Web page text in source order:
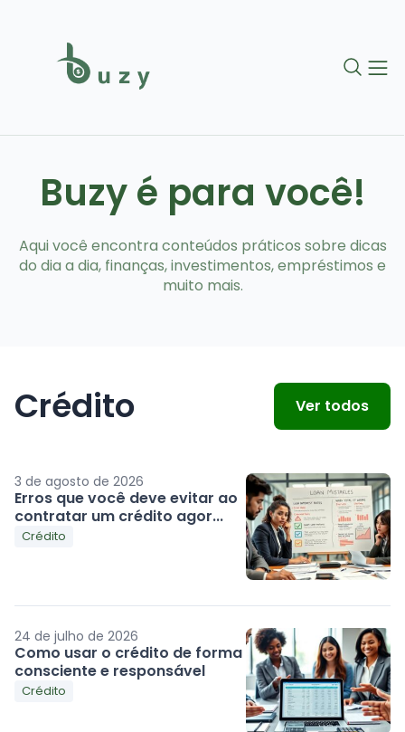
Buzy é para você!
Aqui você encontra conteúdos práticos sobre dicas
do dia a dia, finanças, investimentos, empréstimos e
muito mais.
Crédito Ver todos
3 de agosto de 2026
Erros que você deve evitar ao
contratar um crédito agor...
Crédito
24 de julho de 2026
Como usar o crédito de forma
consciente e responsável
Crédito